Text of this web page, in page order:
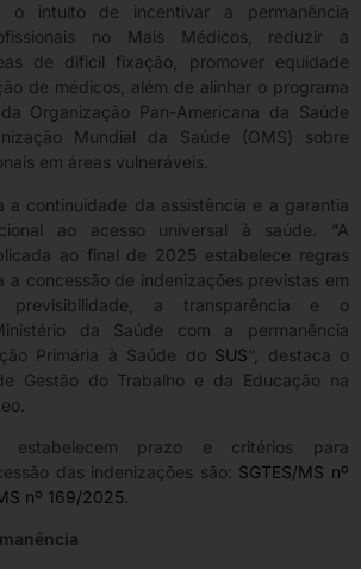
o intuito de incentivar a permanência
no Mais Médicos, reduzir a
de difícil fixação, promover equidade
de médicos, além de alinhar o programa
Organização Pan-Americana da Saúde
Mundial da Saúde (OMS) sobre
em áreas vulneráveis.
a continuidade da assistência e a garantia
ao acesso universal à saúde. “A
ao final de 2025 estabelece regras
a concessão de indenizações previstas em
a transparência e o
da Saúde com a permanência
Primária à Saúde do SUS”, destaca o
Gestão do Trabalho e da Educação na
estabelecem prazo e critérios para
das indenizações são: SGTES/MS nº
nº 169/2025